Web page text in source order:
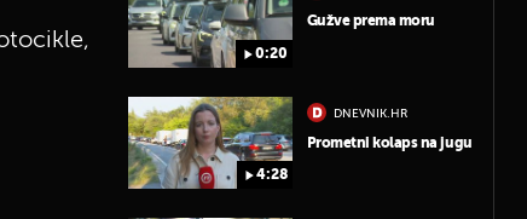
0:20
Gužve prema moru
4:28
DNEVNIK.HR
Prometni kolaps na jugu